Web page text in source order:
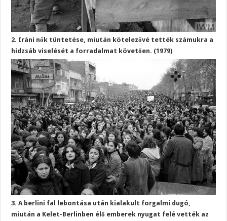
2. Iráni nők tüntetése, miután kötelezővé tették számukra a
hidzsáb viselését a forradalmat követően. (1979)
3. A berlini fal lebontása után kialakult forgalmi dugó,
miután a Kelet-Berlinben élő emberek nyugat felé vették az